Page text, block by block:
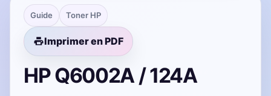
Guide Toner HP
Imprimer en PDF
HP Q6002A / 124A